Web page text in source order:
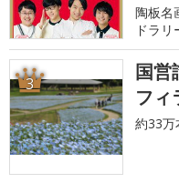
陶板名
ドラ
3
国営
フィ
約33万